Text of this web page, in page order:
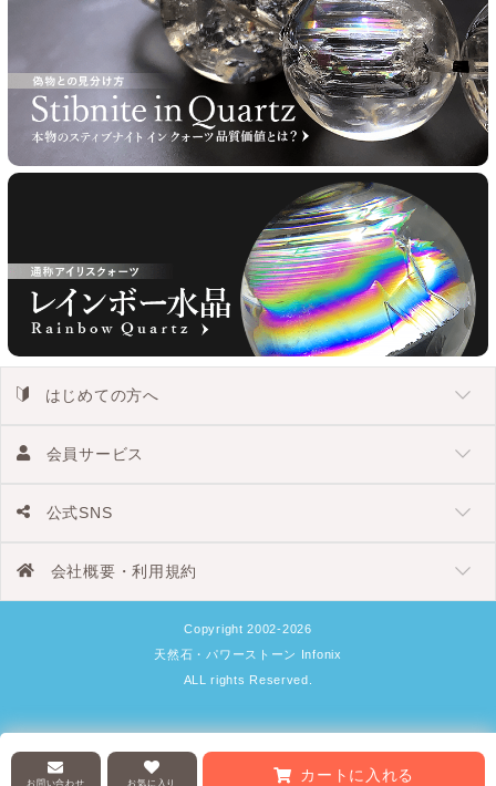
カートに入れる
お気に入り
お問い合わせ
はじめての方へ
会員サービス
公式SNS
会社概要・利用規約
Copyright 2002-2026
天然石・パワーストーン Infonix
ALL rights Reserved.